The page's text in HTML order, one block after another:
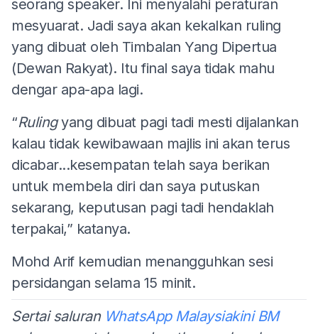
seorang speaker. Ini menyalahi peraturan
mesyuarat. Jadi saya akan kekalkan ruling
yang dibuat oleh Timbalan Yang Dipertua
(Dewan Rakyat). Itu final saya tidak mahu
dengar apa-apa lagi.
“Rulingyang dibuat pagi tadi mesti dijalankan
kalau tidak kewibawaan majlis ini akan terus
dicabar...kesempatan telah saya berikan
untuk membela diri dan saya putuskan
sekarang, keputusan pagi tadi hendaklah
terpakai,” katanya.
Mohd Arif kemudian menangguhkan sesi
persidangan selama 15 minit.
Sertai saluran WhatsApp Malaysiakini BM